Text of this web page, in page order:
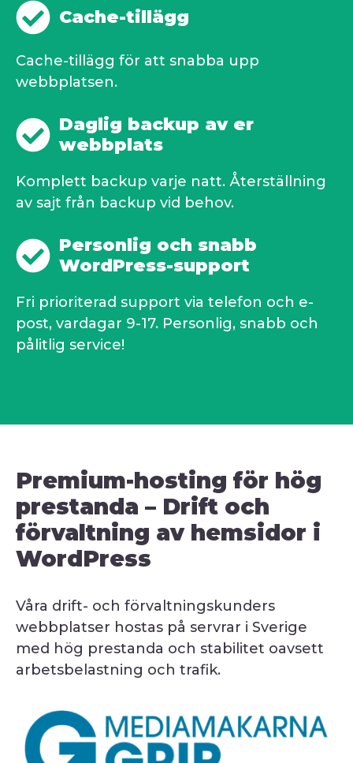
Cache-tillägg
Cache-tillägg för att snabba upp
webbplatsen.
Daglig backup av er
webbplats
Komplett backup varje natt. Återställning
av sajt från backup vid behov.
Personlig och snabb
WordPress-support
Fri prioriterad support via telefon och e-
post, vardagar 9-17. Personlig, snabb och
pålitlig service!
Premium-hosting för hög
prestanda – Drift och
förvaltning av hemsidor i
WordPress
Våra drift- och förvaltningskunders
webbplatser hostas på servrar i Sverige
med hög prestanda och stabilitet oavsett
arbetsbelastning och trafik.